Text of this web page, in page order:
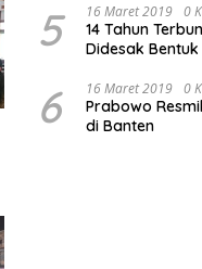
5 16 Maret 2019 0
14 Tahun
Didesak Bentuk
6 16 Maret 2019 0
Prabowo
di Banten